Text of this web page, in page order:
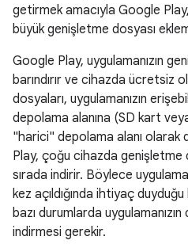
getirmek amacıyla Google
büyük genişletme dosyası
Google Play, uygulamanızın
barındırır ve cihazda ücretsiz
dosyaları, uygulamanızın
depolama alanına (SD kart
"harici" depolama alanı olarak
Play, çoğu cihazda genişletme
sırada indirir. Böylece
kez açıldığında ihtiyaç
bazı durumlarda
indirmesi gerekir.